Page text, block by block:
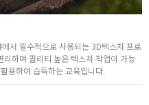
서 필수적으로 사용되는 3D텍스처 프로
하며 퀄리티 높은 텍스쳐 작업이 가능
용하여 습득하는 교육입니다.